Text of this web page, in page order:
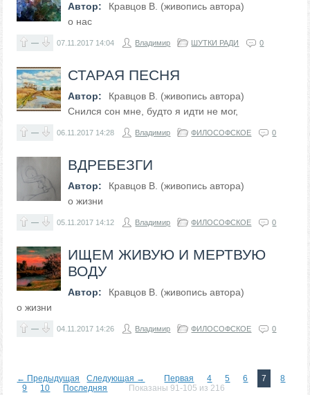
Автор:
Кравцов В. (живопись автора)
о нас
— 07.11.2017 14:04 Владимир ШУТКИ РАДИ 0
СТАРАЯ ПЕСНЯ
Автор:
Кравцов В. (живопись автора)
Снился сон мне, будто я идти не мог,
— 06.11.2017 14:28 Владимир ФИЛОСОФСКОЕ 0
ВДРЕБЕЗГИ
Автор:
Кравцов В. (живопись автора)
о жизни
— 05.11.2017 14:12 Владимир ФИЛОСОФСКОЕ 0
ИЩЕМ ЖИВУЮ И МЕРТВУЮ
ВОДУ
Автор:
Кравцов В. (живопись автора)
о жизни
— 04.11.2017 14:26 Владимир ФИЛОСОФСКОЕ 0
← Предыдущая Следующая → Первая 4 5 6 7
8
9
10 Последняя Показаны 91-105 из 216